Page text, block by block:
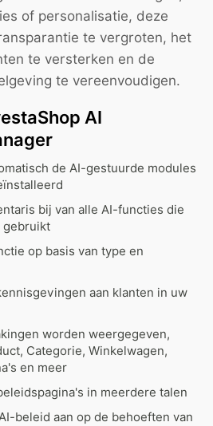
of personalisatie, deze
te vergroten, het
te versterken en de
te vereenvoudigen.
AI
de AI-gestuurde modules
bij van alle AI-functies die
gebruikt
op basis van type en
aan klanten in uw
worden weergegeven,
Categorie, Winkelwagen,
en meer
in meerdere talen
beleid aan op de behoeften van